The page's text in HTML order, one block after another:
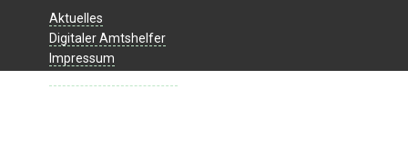
Aktuelles
Digitaler Amtshelfer
Impressum